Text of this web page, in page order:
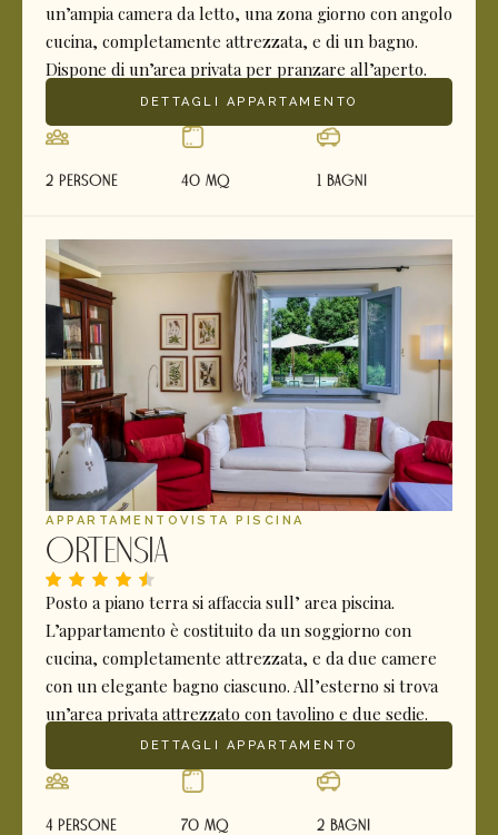
un’ampia camera da letto, una zona giorno con angolo
cucina, completamente attrezzata, e di un bagno.
Dispone di un’area privata per pranzare all’aperto.
DETTAGLI APPARTAMENTO
2 Persone 40 mq 1 Bagni
APPARTAMENTO VISTA PISCINA
Ortensia
Posto a piano terra si affaccia sull’ area piscina.
L’appartamento è costituito da un soggiorno con
cucina, completamente attrezzata, e da due camere
con un elegante bagno ciascuno. All’esterno si trova
un’area privata attrezzato con tavolino e due sedie.
DETTAGLI APPARTAMENTO
4 Persone 70 mq 2 Bagni